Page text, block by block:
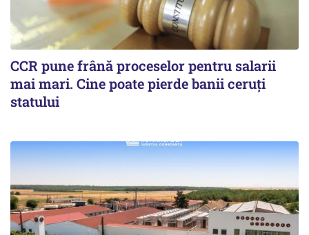
CCR pune frână proceselor pentru salarii
mai mari. Cine poate pierde banii ceruți
statului